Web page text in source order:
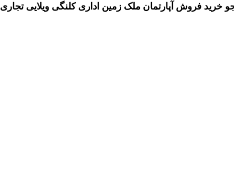
خرید فروش آپارتمان ملک زمین اداری کلنگی ویلایی تجاری